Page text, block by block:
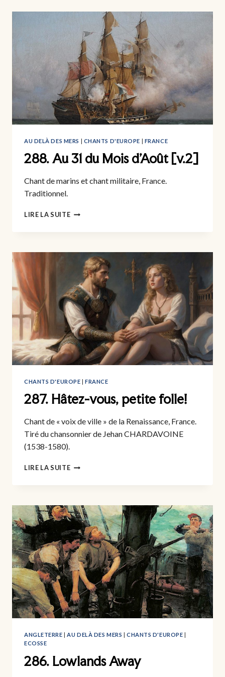
BIEN
TOUT
ROND
AU DELÀ DES MERS | CHANTS D'EUROPE | FRANCE
288. Au 31 du Mois d’Août [v.2]
Chant de marins et chant militaire, France.
Traditionnel.
LIRE LA SUITE288.
MOIS
D’AOÛT
[V.2]
CHANTS D'EUROPE |FRANCE
287. Hâtez-vous, petite folle!
Chant de « voix de ville » de la Renaissance, France.
Tiré du chansonnier de Jehan CHARDAVOINE
(1538-1580).
LIRE LA SUITE287.
FOLLE!
ANGLETERRE |AU DELÀ DES MERS CHANTS D'EUROPE
ECOSSE
286. Lowlands Away